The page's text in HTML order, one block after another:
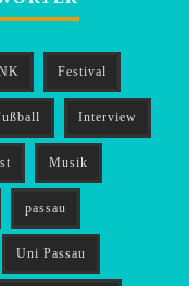
Festival
Interview
Musik
passau
Uni Passau